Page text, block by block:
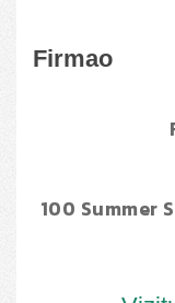
Firmao
100 Summer